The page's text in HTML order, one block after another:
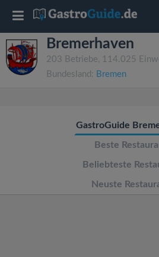
Bremerhaven
203 Betriebe, 114.025
Bundesland: Bremen
GastroGuide
Beste
Beliebteste
Neuste
T
o
g